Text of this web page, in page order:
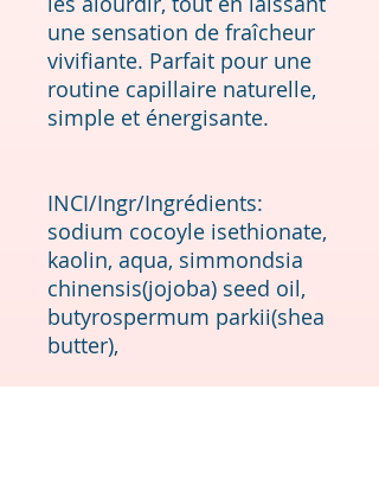
une sensation de fraîcheur
vivifiante. Parfait pour une
routine capillaire naturelle,
simple et énergisante.
INCI/Ingr/Ingrédients:
sodium cocoyle isethionate,
kaolin, aqua, simmondsia
chinensis(jojoba) seed oil,
butyrospermum parkii(shea
butter),